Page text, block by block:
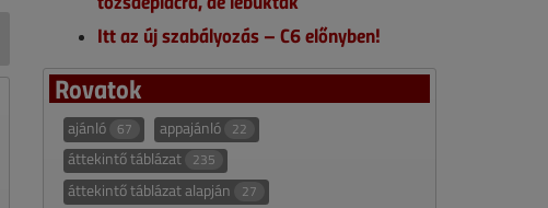
Itt az új szabályozás – C6 előnyben!
Rovatok
ajánló 67 appajánló 22
áttekintő táblázat 235
áttekintő táblázat alapján 27